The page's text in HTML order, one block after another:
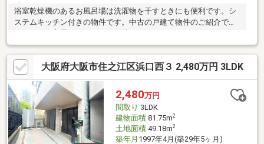
浴室乾燥機のあるお風呂場は洗濯物を干すときにも便利です。シ
ステムキッチン付きの物件です。中古の戸建て物件のご紹介で
南向きの物件です。スーパーも近いので、お買い物も楽々です
ね。3880万円と、魅力的な価格の物件で新生活を始めませんか。
大阪府大阪市住之江区浜口西３ 2,480万円 3LDK
2,480万円
間取り 3LDK
建物面積81.75m2
土地面積49.18m2
築年月 1997年4月(築29年5ヶ月)